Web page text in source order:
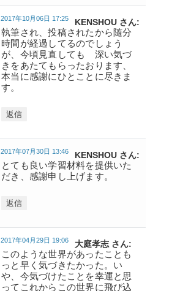
KENSHOU さん:
2017年10月06日 17:25
執筆され、投稿されたから随分
時間が経過してるのでしょう
が、今頃見直しても 深い気づ
きをあたてもらったおります、
本当に感謝にひとことに尽きま
す。
返信
KENSHOU さん:
2017年07月30日 13:46
とても良い学習材料を提供いた
だき、感謝申し上げます。
返信
大庭孝志 さん:
2017年04月29日 19:06
このような世界があったことも
っと早く気づきたかった。い
や、今気づけたことを幸運と思
ってこれからこの世界に飛び込